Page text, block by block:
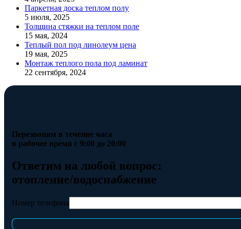
Паркетная доска теплом полу
5 июля, 2025
Толщина стяжки на теплом поле
15 мая, 2024
Теплый пол под линолеум цена
19 мая, 2025
Монтаж теплого пола под ламинат
22 сентября, 2024
Перезвоним в течение часа
в рабочее время с 9:00 до 20:00
Ответим на любой вопрос:
отопление/водоснабжение
Номер телефона